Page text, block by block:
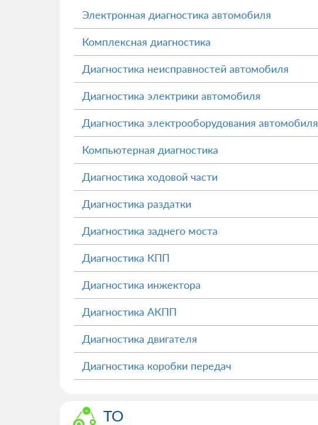
Электронная диагностика автомобиля
Комплексная диагностика
Диагностика неисправностей автомобиля
Диагностика электрики автомобиля
Диагностика электрооборудования автомобиля
Компьютерная диагностика
Диагностика ходовой части
Диагностика раздатки
Диагностика заднего моста
Диагностика КПП
Диагностика инжектора
Диагностика АКПП
Диагностика двигателя
Диагностика коробки передач
ТО